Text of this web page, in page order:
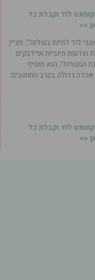
לוד וקבלת כל
<<
לוד לחיות בשלווה”, מציין
חיוביות ופידבקים
המטרות”, הוא מוסיף.
אהדה גדולה בקרב התושבים
לוד וקבלת כל
<<